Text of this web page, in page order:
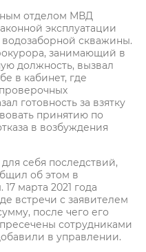
отделом МВД
эксплуатации
скважины.
занимающий в
должность, вызвал
в кабинет, где
готовность за взятку
принятию по
в возбуждения
себя последствий,
об этом в
марта 2021 года
встречи с заявителем
после чего его
сотрудниками
в управлении.